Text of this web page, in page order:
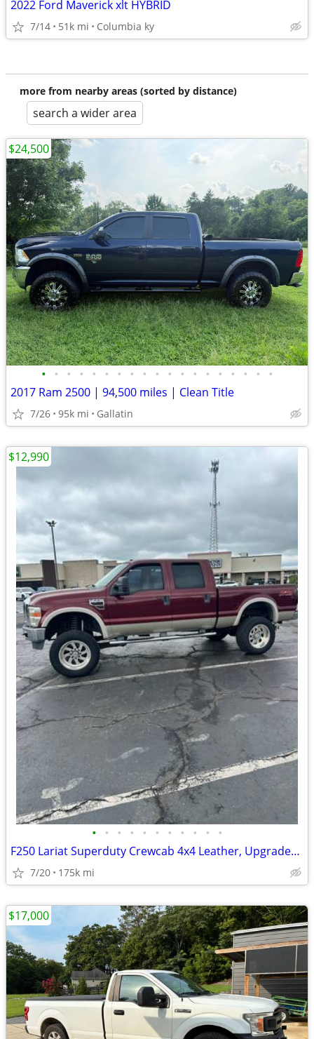
2022 Ford Maverick xlt HYBRID
7/14 51k mi Columbia ky
more from nearby areas (sorted by distance)
search a wider area
• • • • • • • • • • • • • • • • • • •
2017 Ram 2500 | 94,500 miles | Clean Title
7/26 95k mi Gallatin
$24,500
• • • • • • • • • • •
F250 Lariat Superduty Crewcab 4x4 Leather, Upgraded. CLEAN TRUCK!
7/20 175k mi
$12,990
$17,000